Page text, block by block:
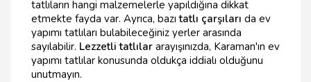
tatlıların hangi malzemelerle yapıldığına dikkat
etmekte fayda var. Ayrıca, bazıtatlı çarşıları da ev
yapımı tatlıları bulabileceğiniz yerler arasında
sayılabilir. Lezzetli tatlılar arayışınızda, Karaman'ın ev
yapımı tatlılar konusunda oldukça iddialı olduğunu
unutmayın.